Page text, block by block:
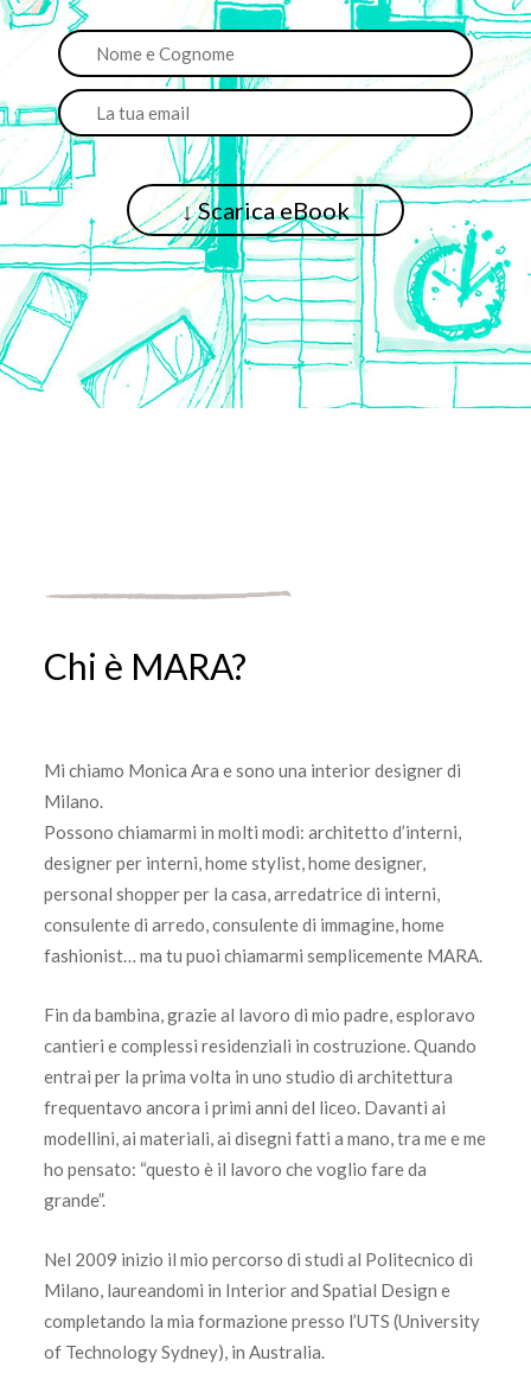
Chi è MARA?
Mi chiamo Monica Ara e sono una interior designer di
Milano.
Possono chiamarmi in molti modi: architetto d’interni,
designer per interni, home stylist, home designer,
personal shopper per la casa, arredatrice di interni,
consulente di arredo, consulente di immagine, home
fashionist… ma tu puoi chiamarmi semplicemente MARA.
Fin da bambina, grazie al lavoro di mio padre, esploravo
cantieri e complessi residenziali in costruzione. Quando
entrai per la prima volta in uno studio di architettura
frequentavo ancora i primi anni del liceo. Davanti ai
modellini, ai materiali, ai disegni fatti a mano, tra me e me
ho pensato: “questo è il lavoro che voglio fare da
grande”.
Nel 2009 inizio il mio percorso di studi al Politecnico di
Milano, laureandomi in Interior and Spatial Design e
completando la mia formazione presso l’UTS (University
of Technology Sydney), in Australia.